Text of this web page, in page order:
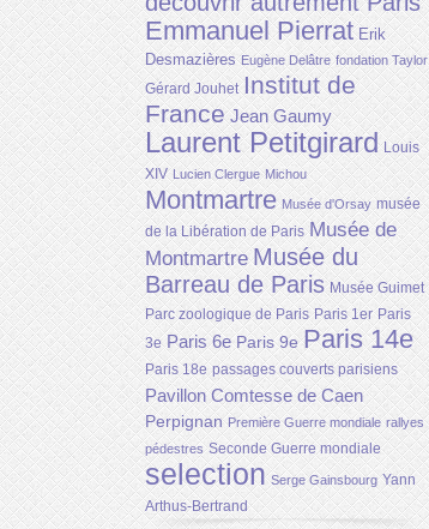
Emmanuel Pierrat Erik
Desmazières Eugène Delâtre fondation Taylor
Gérard Jouhet Institut de
France Jean Gaumy
Laurent Petitgirard Louis
XIV Lucien Clergue Michou
Montmartre Musée d'Orsay musée
de la Libération de Paris Musée de
Montmartre Musée du
Barreau de Paris Musée Guimet
Parc zoologique de Paris Paris 1er Paris
3e Paris 6e Paris 9e Paris 14e
Paris 18e passages couverts parisiens
Pavillon Comtesse de Caen
Perpignan Première Guerre mondiale rallyes
pédestres Seconde Guerre mondiale
selection Serge Gainsbourg Yann
Arthus-Bertrand